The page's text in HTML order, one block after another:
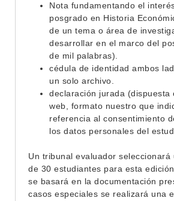
Nota fundamentando el
posgrado en Historia
de un tema o área de
desarrollar en el marco del
de mil palabras).
cédula de identidad ambos
un solo archivo.
declaración jurada (dispuesta
web, formato nuestro que
referencia al consentimiento
los datos personales del
Un tribunal evaluador seleccionará
de 30 estudiantes para esta
se basará en la documentación
casos especiales se realizará una